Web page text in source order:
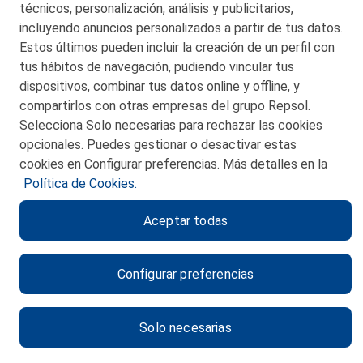
CONTACTO
MAPA WEB
POLITICA DE PRIVACIDAD
POLITICA DE COOKIES
CANAL DE ÉTICA
técnicos, personalización, análisis y publicitarios,
incluyendo anuncios personalizados a partir de tus datos.
Estos últimos pueden incluir la creación de un perfil con
tus hábitos de navegación, pudiendo vincular tus
dispositivos, combinar tus datos online y offline, y
compartirlos con otras empresas del grupo Repsol.
Selecciona Solo necesarias para rechazar las cookies
opcionales. Puedes gestionar o desactivar estas
cookies en Configurar preferencias. Más detalles en la
Política de Cookies.
Configurar preferencias
Solo necesarias
Aceptar todas